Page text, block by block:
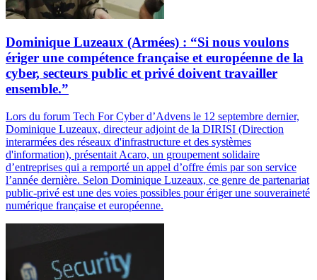
Dominique Luzeaux (Armées) : “Si nous voulons
ériger une compétence française et européenne de la
cyber, secteurs public et privé doivent travailler
ensemble.”
Lors du forum Tech For Cyber d’Advens le 12 septembre dernier,
Dominique Luzeaux, directeur adjoint de la DIRISI (Direction
interarmées des réseaux d'infrastructure et des systèmes
d'information), présentait Acaro, un groupement solidaire
d’entreprises qui a remporté un appel d’offre émis par son service
l’année dernière. Selon Dominique Luzeaux, ce genre de partenariat
public-privé est une des voies possibles pour ériger une souveraineté
numérique française et européenne.